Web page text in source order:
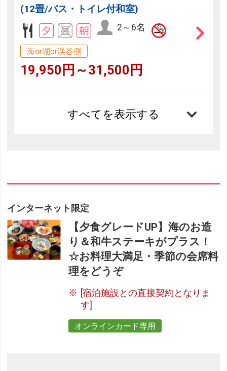
(12畳/バス・トイレ付和室)
2～6名
海or湖or渓谷側
19,950円～31,500円
すべてを表示する
インターネット限定
【夕食グレードUP】海のお造
り＆和牛ステーキがプラス！
☆お料理大満足・季節の会席料
理をどうぞ
[宿泊施設との直接契約となりま
す]
オンラインカード専用